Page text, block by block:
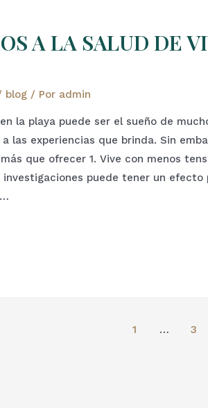
A LA SALUD DE
blog / Por admin
la playa puede ser el sueño de
las experiencias que brinda. Sin
que ofrecer 1. Vive con menos
investigaciones puede tener un
1 … 3